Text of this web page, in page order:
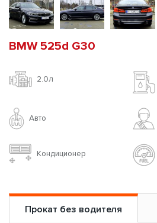
BMW 525d G30
2.0л
Авто
Кондиционер
Прокат без водителя